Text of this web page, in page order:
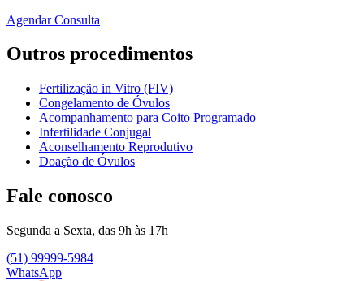
Agendar Consulta
Outros procedimentos
Fertilização in Vitro (FIV)
Congelamento de Óvulos
Acompanhamento para Coito Programado
Infertilidade Conjugal
Aconselhamento Reprodutivo
Doação de Óvulos
Fale conosco
Segunda a Sexta, das 9h às 17h
(51) 99999-5984
WhatsApp